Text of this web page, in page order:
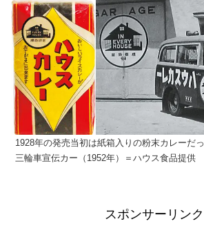
1928年の発売当初は紙箱入りの粉末カレーだ
三輪車宣伝カー（1952年）＝ハウス食品提供
スポンサーリンク